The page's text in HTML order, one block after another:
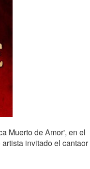
Muerto de Amor', en el
invitado el cantaor